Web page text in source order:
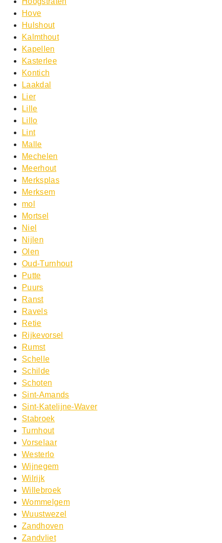
Hove
Hulshout
Kalmthout
Kapellen
Kasterlee
Kontich
Laakdal
Lier
Lille
Lillo
Lint
Malle
Mechelen
Meerhout
Merksplas
Merksem
mol
Mortsel
Niel
Nijlen
Olen
Oud-Turnhout
Putte
Puurs
Ranst
Ravels
Retie
Rijkevorsel
Rumst
Schelle
Schilde
Schoten
Sint-Amands
Sint-Katelijne-Waver
Stabroek
Turnhout
Vorselaar
Westerlo
Wijnegem
Wilrijk
Willebroek
Wommelgem
Wuustwezel
Zandhoven
Zandvliet